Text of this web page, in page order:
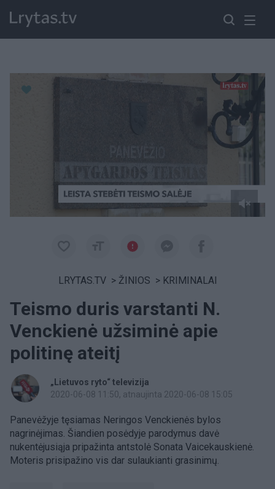
LRYTAS.TV > ŽINIOS > KRIMINALAI
Teismo duris varstanti N.
Venckienė užsiminė apie
politinę ateitį
„Lietuvos ryto“ televizija
2020-06-08 11:50, atnaujinta 2020-06-08 15:05
Panevėžyje tęsiamas Neringos Venckienės bylos
nagrinėjimas. Šiandien posėdyje parodymus davė
nukentėjusiąja pripažinta antstolė Sonata Vaicekauskienė.
Moteris prisipažino vis dar sulaukianti grasinimų.